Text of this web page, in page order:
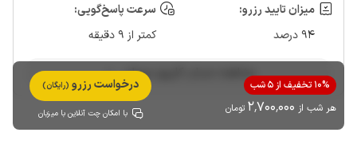
میزان تایید رزرو:
94 درصد
سرعت پاسخ‌گویی:
کمتر از 9 دقیقه
مشاهده حساب کاربری میزبان
10% تخفیف از 5 شب
هر شب از 2٬700٬000 تومان
درخواست رزرو (رایگان)
با امکان چت آنلاین با میزبان